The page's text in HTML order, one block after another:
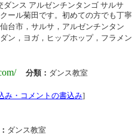
ダンス アルゼンチンタンゴ サルサ
ール菊田です。初めての方でも丁寧
台市，サルサ，アルゼンチンタン
ン，ヨガ，ヒップホップ，フラメン
分類： ダンス教室
み・コメントの書込み]
ダンス教室